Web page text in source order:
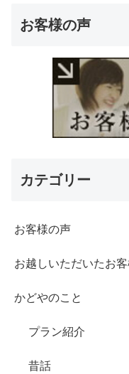
お客様の声
カテゴリー
お客様の声
お越しいただいたお客
かどやのこと
プラン紹介
昔話